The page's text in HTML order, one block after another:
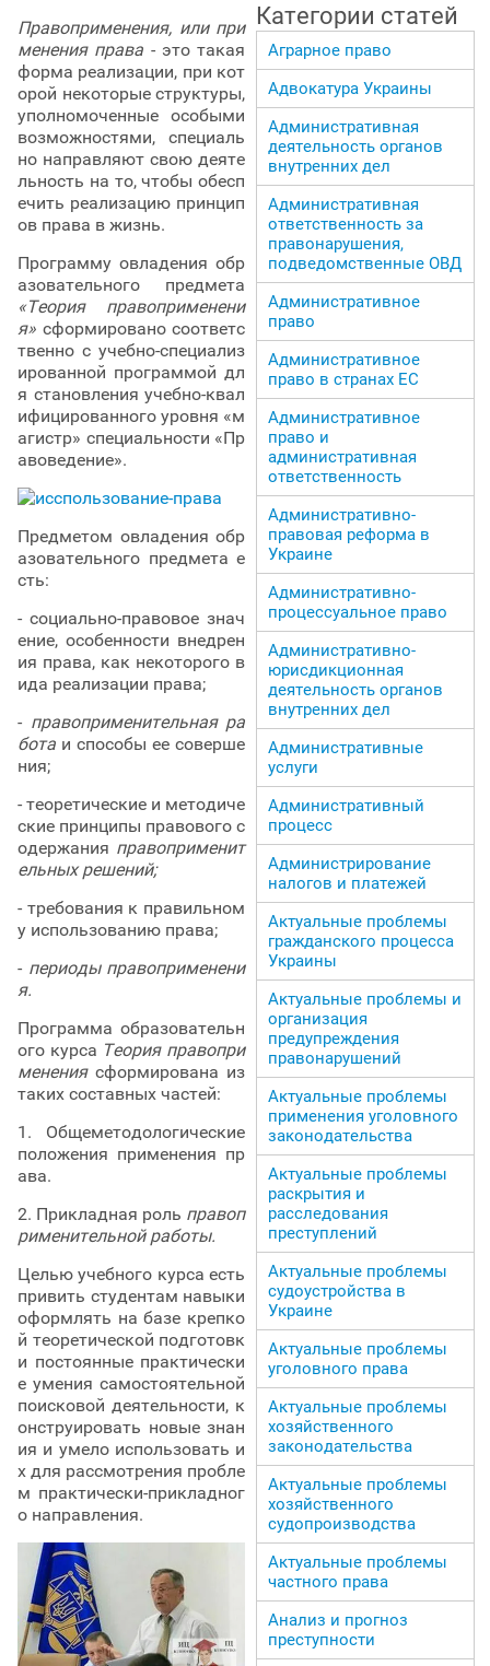
Правоприменения, или при
менения права - это такая
форма реализации, при кот
орой некоторые структуры,
уполномоченные особыми
возможностями, специаль
но направляют свою деяте
льность на то, чтобы обесп
ечить реализацию принцип
ов права в жизнь.
Программу овладения обр
азовательного предмета
«Теория правоприменени
я» сформировано соответс
твенно с учебно-специализ
ированной программой дл
я становления учебно-квал
ифицированного уровня «м
агистр» специальности «Пр
авоведение».
Предметом овладения обр
азовательного предмета е
сть:
- социально-правовое знач
ение, особенности внедрен
ия права, как некоторого в
ида реализации права;
- правоприменительная ра
бота и способы ее соверше
ния;
- теоретические и методиче
ские принципы правового с
одержания правоприменит
ельных решений;
- требования к правильном
у использованию права;
- периоды правоприменени
я.
Программа образовательн
ого курса Теория правопри
менениясформирована из
таких составных частей:
1. Общеметодологические
положения применения пр
ава.
2. Прикладная роль правоп
рименительной работы.
Целью учебного курса есть
привить студентам навыки
оформлять на базе крепко
й теоретической подготовк
и постоянные практически
е умения самостоятельной
поисковой деятельности, к
онструировать новые знан
ия и умело использовать и
х для рассмотрения пробле
м практически-прикладног
о направления.
Категории статей
Аграрное право
Адвокатура Украины
Административная
деятельность органов
внутренних дел
Административная
ответственность за
правонарушения,
подведомственные ОВД
Административное
право
Административное
право в странах ЕС
Административное
право и
административная
ответственность
Административно-
правовая реформа в
Украине
Административно-
процессуальное право
Административно-
юрисдикционная
деятельность органов
внутренних дел
Административные
услуги
Административный
процесс
Администрирование
налогов и платежей
Актуальные проблемы
гражданского процесса
Украины
Актуальные проблемы и
организация
предупреждения
правонарушений
Актуальные проблемы
применения уголовного
законодательства
Актуальные проблемы
раскрытия и
расследования
преступлений
Актуальные проблемы
судоустройства в
Украине
Актуальные проблемы
уголовного права
Актуальные проблемы
хозяйственного
законодательства
Актуальные проблемы
хозяйственного
судопроизводства
Актуальные проблемы
частного права
Анализ и прогноз
преступности